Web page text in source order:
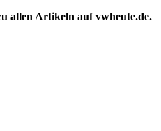
allen Artikeln auf vwheute.de.